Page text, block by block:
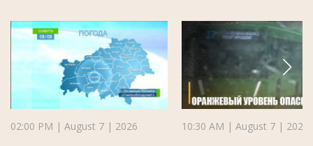
02:00 PM | August 7 | 2026 10:30 AM | August 7 | 2026